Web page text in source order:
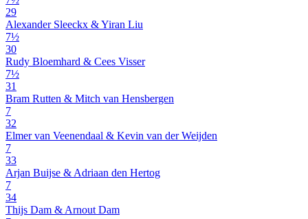
29
Alexander Sleeckx & Yiran Liu
7½
30
Rudy Bloemhard & Cees Visser
7½
31
Bram Rutten & Mitch van Hensbergen
7
32
Elmer van Veenendaal & Kevin van der Weijden
7
33
Arjan Buijse & Adriaan den Hertog
7
34
Thijs Dam & Arnout Dam